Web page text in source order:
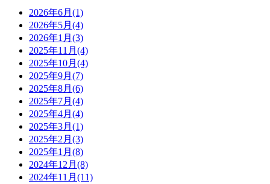
2026年6月(1)
2026年5月(4)
2026年1月(3)
2025年11月(4)
2025年10月(4)
2025年9月(7)
2025年8月(6)
2025年7月(4)
2025年4月(4)
2025年3月(1)
2025年2月(3)
2025年1月(8)
2024年12月(8)
2024年11月(11)